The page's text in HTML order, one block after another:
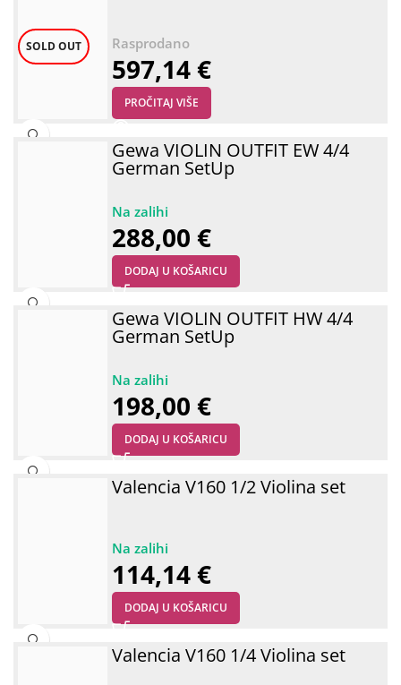
SOLD OUT
597,14 €
PROČITAJ VIŠE
Gewa VIOLIN OUTFIT EW 4/4
German SetUp
288,00 €
DODAJ U KOŠARICU
Gewa VIOLIN OUTFIT HW 4/4
German SetUp
198,00 €
DODAJ U KOŠARICU
Valencia V160 1/2 Violina set
114,14 €
DODAJ U KOŠARICU
Valencia V160 1/4 Violina set